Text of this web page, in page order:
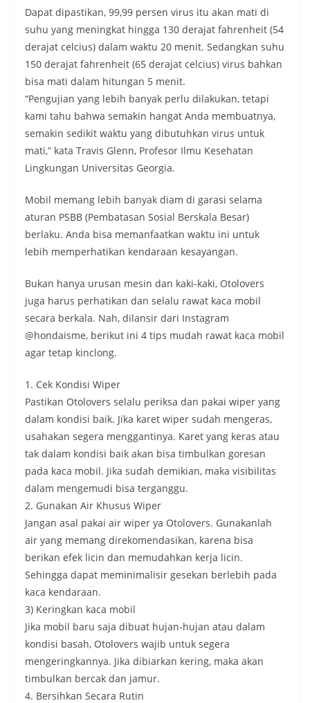
Dapat dipastikan, 99,99 persen virus itu akan mati di
suhu yang meningkat hingga 130 derajat fahrenheit (54
derajat celcius) dalam waktu 20 menit. Sedangkan suhu
150 derajat fahrenheit (65 derajat celcius) virus bahkan
bisa mati dalam hitungan 5 menit.
“Pengujian yang lebih banyak perlu dilakukan, tetapi
kami tahu bahwa semakin hangat Anda membuatnya,
semakin sedikit waktu yang dibutuhkan virus untuk
mati,” kata Travis Glenn, Profesor Ilmu Kesehatan
Lingkungan Universitas Georgia.
Mobil memang lebih banyak diam di garasi selama
aturan PSBB (Pembatasan Sosial Berskala Besar)
berlaku. Anda bisa memanfaatkan waktu ini untuk
lebih memperhatikan kendaraan kesayangan.
Bukan hanya urusan mesin dan kaki-kaki, Otolovers
juga harus perhatikan dan selalu rawat kaca mobil
secara berkala. Nah, dilansir dari Instagram
@hondaisme, berikut ini 4 tips mudah rawat kaca mobil
agar tetap kinclong.
1. Cek Kondisi Wiper
Pastikan Otolovers selalu periksa dan pakai wiper yang
dalam kondisi baik. Jika karet wiper sudah mengeras,
usahakan segera menggantinya. Karet yang keras atau
tak dalam kondisi baik akan bisa timbulkan goresan
pada kaca mobil. Jika sudah demikian, maka visibilitas
dalam mengemudi bisa terganggu.
2. Gunakan Air Khusus Wiper
Jangan asal pakai air wiper ya Otolovers. Gunakanlah
air yang memang direkomendasikan, karena bisa
berikan efek licin dan memudahkan kerja licin.
Sehingga dapat meminimalisir gesekan berlebih pada
kaca kendaraan.
3) Keringkan kaca mobil
Jika mobil baru saja dibuat hujan-hujan atau dalam
kondisi basah, Otolovers wajib untuk segera
mengeringkannya. Jika dibiarkan kering, maka akan
timbulkan bercak dan jamur.
4. Bersihkan Secara Rutin